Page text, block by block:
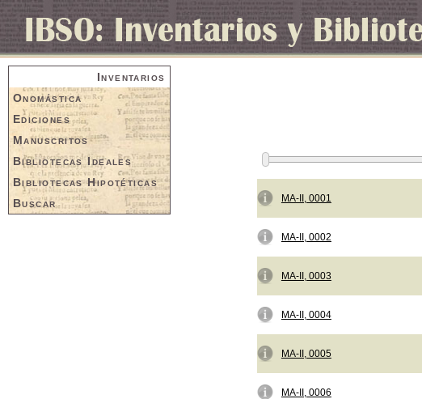
Inventarios
Onomástica
Ediciones
Manuscritos
Bibliotecas Ideales
Bibliotecas Hipotéticas
Buscar
MA-II, 0001
MA-II, 0002
MA-II, 0003
MA-II, 0004
MA-II, 0005
MA-II, 0006